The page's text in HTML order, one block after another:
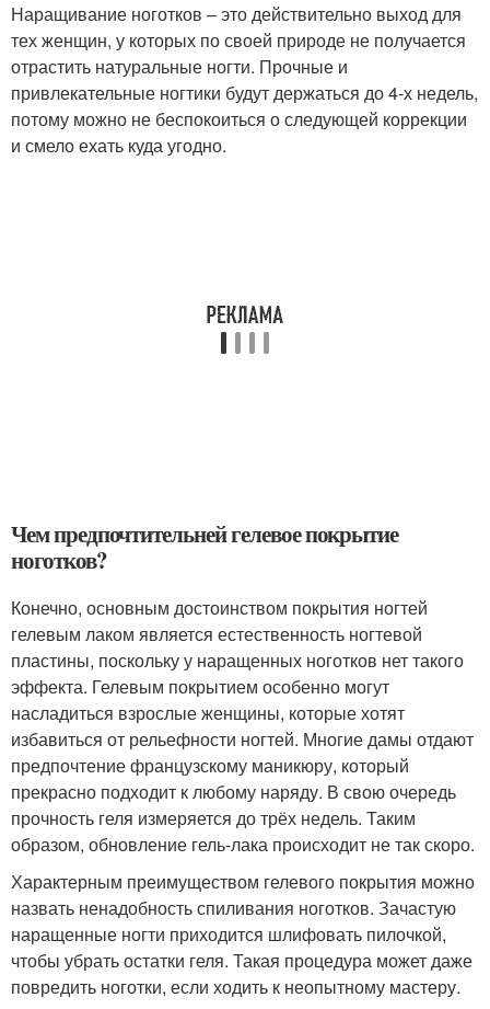
Наращивание ноготков – это действительно выход для
тех женщин, у которых по своей природе не получается
отрастить натуральные ногти. Прочные и
привлекательные ногтики будут держаться до 4-х недель,
потому можно не беспокоиться о следующей коррекции
и смело ехать куда угодно.
Чем предпочтительней гелевое покрытие
ноготков?
Конечно, основным достоинством покрытия ногтей
гелевым лаком является естественность ногтевой
пластины, поскольку у наращенных ноготков нет такого
эффекта. Гелевым покрытием особенно могут
насладиться взрослые женщины, которые хотят
избавиться от рельефности ногтей. Многие дамы отдают
предпочтение французскому маникюру, который
прекрасно подходит к любому наряду. В свою очередь
прочность геля измеряется до трёх недель. Таким
образом, обновление гель-лака происходит не так скоро.
Характерным преимуществом гелевого покрытия можно
назвать ненадобность спиливания ноготков. Зачастую
наращенные ногти приходится шлифовать пилочкой,
чтобы убрать остатки геля. Такая процедура может даже
повредить ноготки, если ходить к неопытному мастеру.